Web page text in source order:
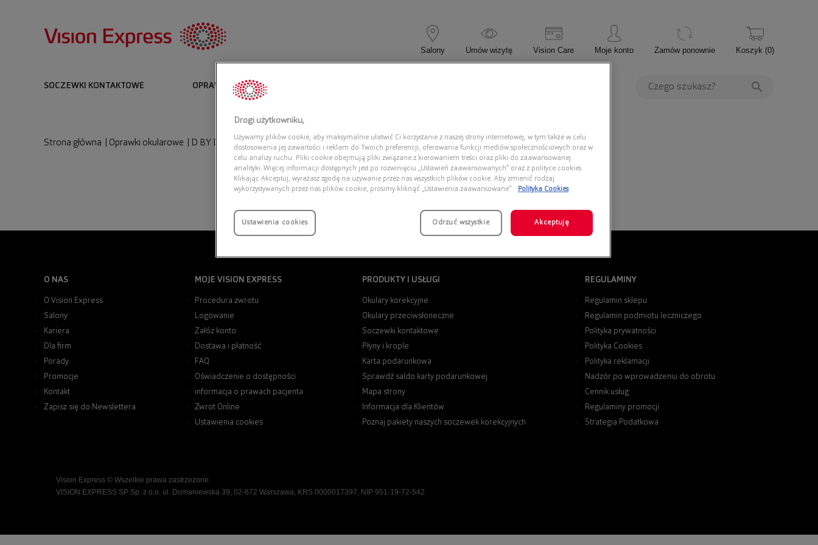
Salony Umów wizytę Vision Care Moje konto Zamów ponownie Koszyk (0)
SOCZEWKI KONTAKTOWE OPRAWKI I OKULARY KOREKCYJNE
Strona główna Oprawki okularowe D BY D DBOM0030 GG00
O NAS
O Vision Express
Salony
Kariera
Dla firm
Porady
Promocje
Kontakt
Zapisz się do Newslettera
MOJE VISION EXPRESS
Procedura zwrotu
Logowanie
Załóż konto
Dostawa i płatność
FAQ
Oświadczenie o dostępności
informacja o prawach pacjenta
Zwrot Online
Ustawienia cookies
PRODUKTY I USŁUGI
Okulary korekcyjne
Okulary przeciwsłoneczne
Soczewki kontaktowe
Płyny i krople
Karta podarunkowa
Sprawdź saldo karty podarunkowej
Mapa strony
Informacja dla Klientów
Poznaj pakiety naszych soczewek korekcyjnych
REGULAMINY
Regulamin sklepu
Regulamin podmiotu leczniczego
Polityka prywatności
Polityka Cookies
Polityka reklamacji
Nadzór po wprowadzeniu do obrotu
Cennik usług
Regulaminy promocji
Strategia Podatkowa
Vision Express © Wszelkie prawa zastrzeżone.
VISION EXPRESS SP Sp. z o.o. ul. Domaniewska 39, 02-672 Warszawa, KRS 0000017397, NIP 951-19-72-542
Drogi użytkowniku,
Używamy plików cookie, aby maksymalnie ułatwić Ci korzystanie z naszej strony internetowej, w tym także w celu
dostosowania jej zawartości i reklam do Twoich preferencji, oferowania funkcji mediów społecznościowych oraz w
celu analizy ruchu. Pliki cookie obejmują pliki związane z kierowaniem treści oraz pliki do zaawansowanej
analityki. Więcej informacji dostępnych jest po rozwinięciu „Ustawień zaawansowanych” oraz z polityce cookies.
Klikając Akceptuj, wyrażasz zgodę na używanie przez nas wszystkich plików cookie. Aby zmienić rodzaj
wykorzystywanych przez nas plików cookie, prosimy kliknąć „Ustawienia zaawansowane”.
Polityka Cookies
Ustawienia cookies Odrzuć wszystkie Akceptuję